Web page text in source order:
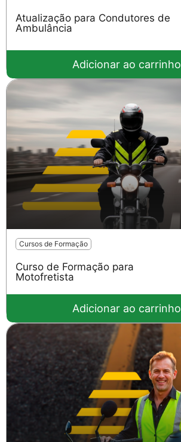
Atualização para Condutores de
Ambulância
Adicionar ao carrinho
Cursos de Formação
Curso de Formação para
Motofretista
Adicionar ao carrinho